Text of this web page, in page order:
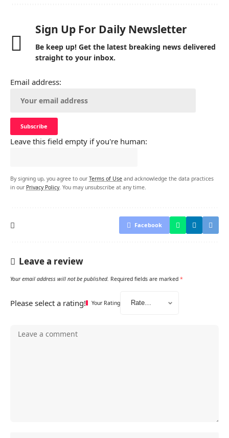
Sign Up For Daily Newsletter
Be keep up! Get the latest breaking news delivered
straight to your inbox.
Email address:
Leave this field empty if you're human:
By signing up, you agree to our Terms of Use and acknowledge the data practices
in our Privacy Policy. You may unsubscribe at any time.
Facebook
Leave a review
Your email address will not be published. Required fields are marked *
Please select a rating! Your Rating